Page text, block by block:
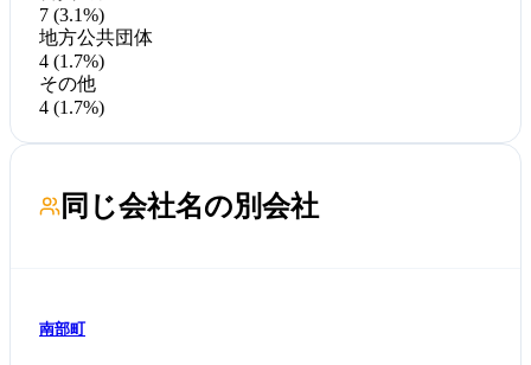
7 (3.1%)
地方公共団体
4 (1.7%)
その他
4 (1.7%)
同じ会社名の別会社
南部町